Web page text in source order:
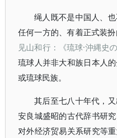
绳人既不是中国人、
任何一方的、有着正式装扮
见山和行：《琉球·沖縄史
琉球人并非大和族日本人
或琉球民族。
其后至七八十年代，
安良城盛昭的古代辞书研
对外经济贸易关系研究等